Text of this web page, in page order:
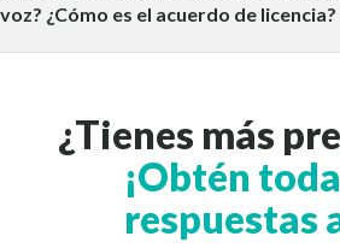
voz? ¿Cómo es el acuerdo de licencia?
¿Tienes más
¡Obtén
respuestas